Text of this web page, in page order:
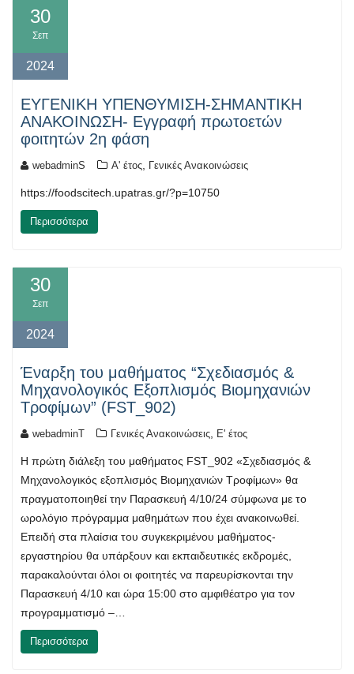
30
Σεπ
2024
ΕΥΓΕΝΙΚΗ ΥΠΕΝΘΥΜΙΣΗ-ΣΗΜΑΝΤΙΚΗ
ΑΝΑΚΟΙΝΩΣΗ- Eγγραφή πρωτοετών
φοιτητών 2η φάση
webadminS Α' έτος, Γενικές Ανακοινώσεις
https://foodscitech.upatras.gr/?p=10750
Περισσότερα
30
Σεπ
2024
Έναρξη του μαθήματος “Σχεδιασμός &
Μηχανολογικός Εξοπλισμός Βιομηχανιών
Τροφίμων” (FST_902)
webadminT Γενικές Ανακοινώσεις, Ε' έτος
Η πρώτη διάλεξη του μαθήματος FST_902 «Σχεδιασμός &
Μηχανολογικός εξοπλισμός Βιομηχανιών Τροφίμων» θα
πραγματοποιηθεί την Παρασκευή 4/10/24 σύμφωνα με το
ωρολόγιο πρόγραμμα μαθημάτων που έχει ανακοινωθεί.
Επειδή στα πλαίσια του συγκεκριμένου μαθήματος-
εργαστηρίου θα υπάρξουν και εκπαιδευτικές εκδρομές,
παρακαλούνται όλοι οι φοιτητές να παρευρίσκονται την
Παρασκευή 4/10 και ώρα 15:00 στο αμφιθέατρο για τον
προγραμματισμό –…
Περισσότερα